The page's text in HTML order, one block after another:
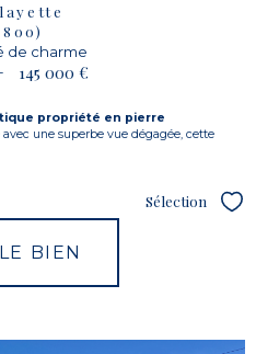
de charme
145 000 €
propriété en pierre
une superbe vue dégagée, cette
Sélection
BIEN